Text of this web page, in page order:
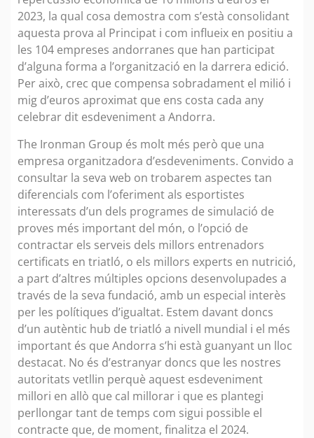
2023, la qual cosa demostra com s’està consolidant
aquesta prova al Principat i com influeix en positiu a
les 104 empreses andorranes que han participat
d’alguna forma a l’organització en la darrera edició.
Per això, crec que compensa sobradament el milió i
mig d’euros aproximat que ens costa cada any
celebrar dit esdeveniment a Andorra.
The Ironman Group és molt més però que una
empresa organitzadora d’esdeveniments. Convido a
consultar la seva web on trobarem aspectes tan
diferencials com l’oferiment als esportistes
interessats d’un dels programes de simulació de
proves més important del món, o l’opció de
contractar els serveis dels millors entrenadors
certificats en triatló, o els millors experts en nutrició,
a part d’altres múltiples opcions desenvolupades a
través de la seva fundació, amb un especial interès
per les polítiques d’igualtat. Estem davant doncs
d’un autèntic hub de triatló a nivell mundial i el més
important és que Andorra s’hi està guanyant un lloc
destacat. No és d’estranyar doncs que les nostres
autoritats vetllin perquè aquest esdeveniment
millori en allò que cal millorar i que es plantegi
perllongar tant de temps com sigui possible el
contracte que, de moment, finalitza el 2024.